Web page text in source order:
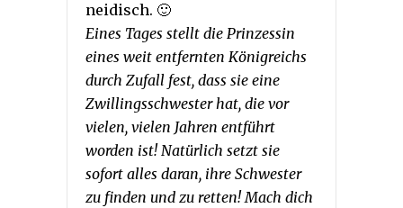
neidisch. 🙂
Eines Tages stellt die Prinzessin
eines weit entfernten Königreichs
durch Zufall fest, dass sie eine
Zwillingsschwester hat, die vor
vielen, vielen Jahren entführt
worden ist! Natürlich setzt sie
sofort alles daran, ihre Schwester
zu finden und zu retten! Mach dich